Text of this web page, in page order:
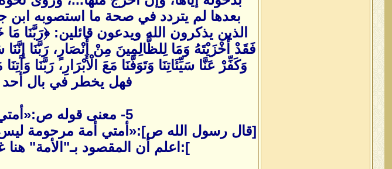
بعدها لم يتردد في صحة ما استصوبه ابن
الذين يذكرون الله ويدعون قائلين: ﴿رَبَّنَا
فَقَدْ أَخْزَيْتَهُ وَمَا لِلظَّالِمِينَ مِنْ أَنْصَارٍ، رَبَّنَا إِنَّنَا
وَكَفِّرْ عَنَّا سَيِّئَاتِنَا وَتَوَفَّنَا مَعَ الْأَبْرَارِ، رَبَّنَا
فهل يخطر في بال أحد
5- معنى قوله ص:«أمتي أمة مرحومة ليس عليها عذاب في الآخرة»
[قال رسول الله ص]:«أمتي أمة مرحومة ليس
]:اعلم أن المقصود بـ"الأمة" هنا